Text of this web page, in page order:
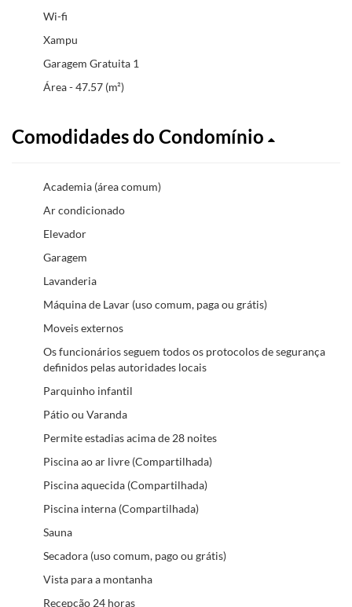
Wi-fi
Xampu
Garagem Gratuita 1
Área - 47.57 (m²)
Comodidades do Condomínio
Academia (área comum)
Ar condicionado
Elevador
Garagem
Lavanderia
Máquina de Lavar (uso comum, paga ou grátis)
Moveis externos
Os funcionários seguem todos os protocolos de segurança
definidos pelas autoridades locais
Parquinho infantil
Pátio ou Varanda
Permite estadias acima de 28 noites
Piscina ao ar livre (Compartilhada)
Piscina aquecida (Compartilhada)
Piscina interna (Compartilhada)
Sauna
Secadora (uso comum, pago ou grátis)
Vista para a montanha
Recepção 24 horas